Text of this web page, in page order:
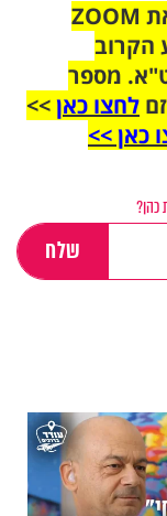
הצטרפו לקבוצת הוואטסאפ לקראת ZOOM
הקרוב
מספר
לחצו כאן>>
כאן >>
כהן?